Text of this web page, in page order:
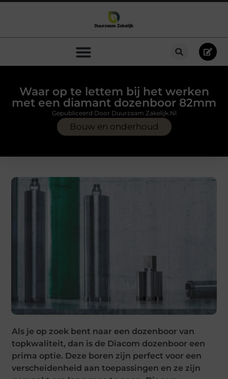
Waar op te lettem bij het werken
met een diamant dozenboor 82mm
Bouw en onderhoud
Gepubliceerd Door Duurzaam Zakelijk.nl
Als je op zoek bent naar een dozenboor van
topkwaliteit, dan is de Diacom dozenboor een
prima optie. Deze boren zijn perfect voor een
verscheidenheid aan toepassingen en ze zijn